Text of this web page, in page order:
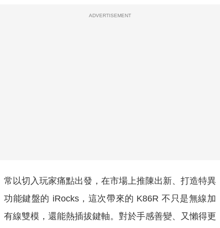
ADVERTISEMENT
常以切入玩家痛點出發，在市場上推陳出新、打造特異
功能鍵盤的 iRocks，這次帶來的 K86R 不只是無線加
有線雙模，還能熱插拔鍵軸。對於手感善變、又懶得更